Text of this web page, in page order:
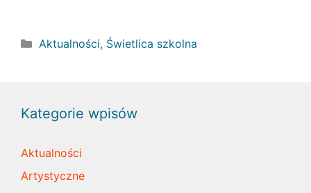
Kategorie
Aktualności, Świetlica szkolna
Kategorie wpisów
Aktualności
Artystyczne